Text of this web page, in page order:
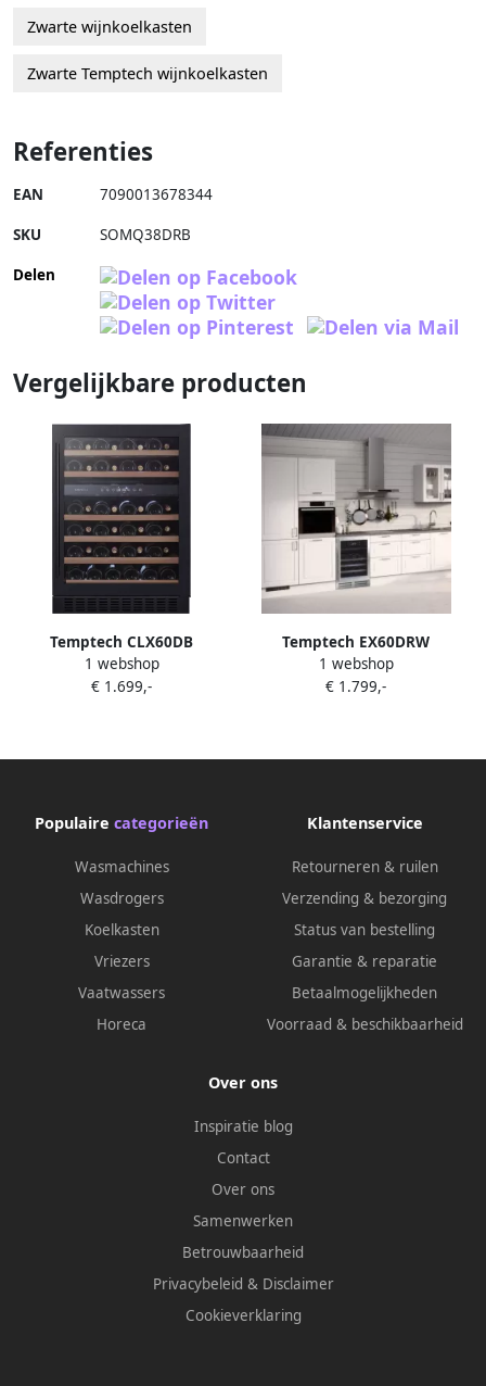
Zwarte wijnkoelkasten
Zwarte Temptech wijnkoelkasten
Referenties
EAN 7090013678344
SKU SOMQ38DRB
Delen
Vergelijkbare producten
Temptech CLX60DB
wijnkoelkast voor 46 flessen
wijnklimaatkoelkast
Instelbaar tussen 5°C en
1 webshop
€ 1.699,-
Temptech EX60DRW
Elegance onderbouw
wijnkoelkast 2 zones 46
1 webshop
€ 1.799,-
Populaire categorieën
Wasmachines
Wasdrogers
Koelkasten
Vriezers
Vaatwassers
Horeca
Klantenservice
Retourneren & ruilen
Verzending & bezorging
Status van bestelling
Garantie & reparatie
Betaalmogelijkheden
Voorraad & beschikbaarheid
Over ons
Inspiratie blog
Contact
Over ons
Samenwerken
Betrouwbaarheid
Privacybeleid & Disclaimer
Cookieverklaring